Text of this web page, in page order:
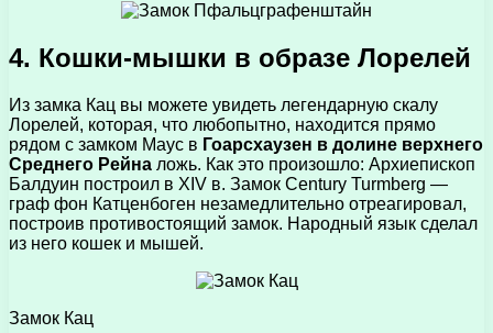
4. Кошки-мышки в образе Лорелей
Из замка Кац вы можете увидеть легендарную скалу
Лорелей, которая, что любопытно, находится прямо
рядом с замком Маус в Гоарсхаузен в долине верхнего
Среднего Рейна ложь. Как это произошло: Архиепископ
Балдуин построил в XIV в. Замок Century Turmberg —
граф фон Катценбоген незамедлительно отреагировал,
построив противостоящий замок. Народный язык сделал
из него кошек и мышей.
Замок Кац